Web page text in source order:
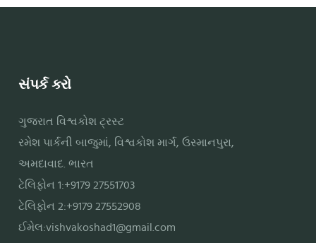
સંપર્ક કરો
ગુજરાત વિશ્વકોશ ટ્રસ્ટ
રમેશ પાર્કની બાજુમાં, વિશ્વકોશ માર્ગ, ઉસ્માનપુરા,
અમદાવાદ. ભારત
ટેલિફોન 1:+9179 27551703
ટેલિફોન 2:+9179 27552908
ઈમેલ:vishvakoshad1@gmail.com